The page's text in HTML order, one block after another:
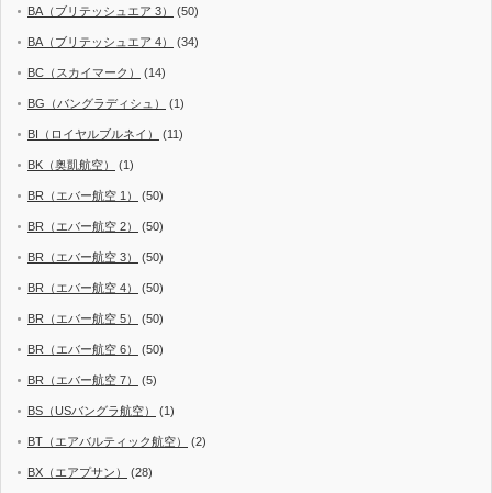
BA（ブリテッシュエア 3） (50)
BA（ブリテッシュエア 4） (34)
BC（スカイマーク） (14)
BG（バングラディシュ） (1)
BI（ロイヤルブルネイ） (11)
BK（奥凱航空） (1)
BR（エバー航空 1） (50)
BR（エバー航空 2） (50)
BR（エバー航空 3） (50)
BR（エバー航空 4） (50)
BR（エバー航空 5） (50)
BR（エバー航空 6） (50)
BR（エバー航空 7） (5)
BS（USバングラ航空） (1)
BT（エアバルティック航空） (2)
BX（エアプサン） (28)